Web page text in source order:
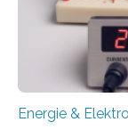
Mittelpunkt
Energie &